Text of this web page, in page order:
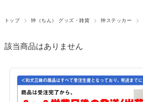
トップ 狆（ちん） グッズ・雑貨 狆ステッカー
該当商品はありません